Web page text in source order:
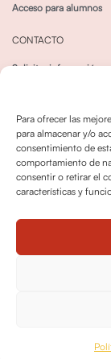
Para ofrecer las
para almacenar y/o
consentimiento de
comportamiento de
consentir o retirar el
características y
Acceso para alumnos
CONTACTO
Solicitar información
Política de cookies
Política
©